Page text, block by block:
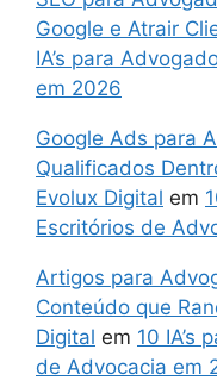
Google e Atrair
IA’s para
em 2026
Google Ads para
Qualificados
Evolux Digital em
Escritórios de
Artigos para
Conteúdo que
Digital em 10 IA’s
de Advocacia em